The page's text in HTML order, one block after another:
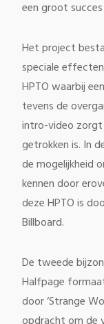
een groot
Het project
speciale
HPTO waarbij
tevens de
intro-video
getrokken is. In
de mogelijkheid
kennen door
deze HPTO is
Billboard.
De tweede
Halfpage
door ‘Strange